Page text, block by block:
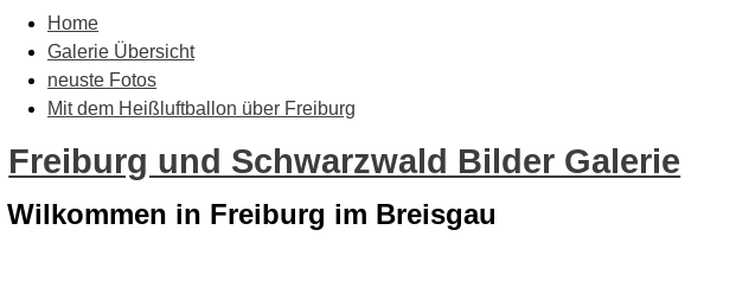
Home
Galerie Übersicht
neuste Fotos
Mit dem Heißluftballon über Freiburg
Freiburg und Schwarzwald Bilder Galerie
Wilkommen in Freiburg im Breisgau